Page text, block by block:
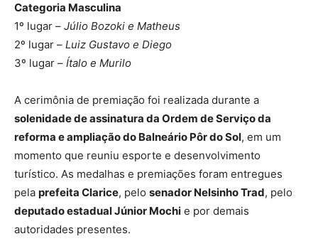
Categoria Masculina
1º lugar – Júlio Bozoki e Matheus
2º lugar – Luiz Gustavo e Diego
3º lugar – Ítalo e Murilo
A cerimônia de premiação foi realizada durante a
solenidade de assinatura da Ordem de Serviço da
reforma e ampliação do Balneário Pôr do Sol, em um
momento que reuniu esporte e desenvolvimento
turístico. As medalhas e premiações foram entregues
pela prefeita Clarice, pelo senador Nelsinho Trad, pelo
deputado estadual Júnior Mochi e por demais
autoridades presentes.